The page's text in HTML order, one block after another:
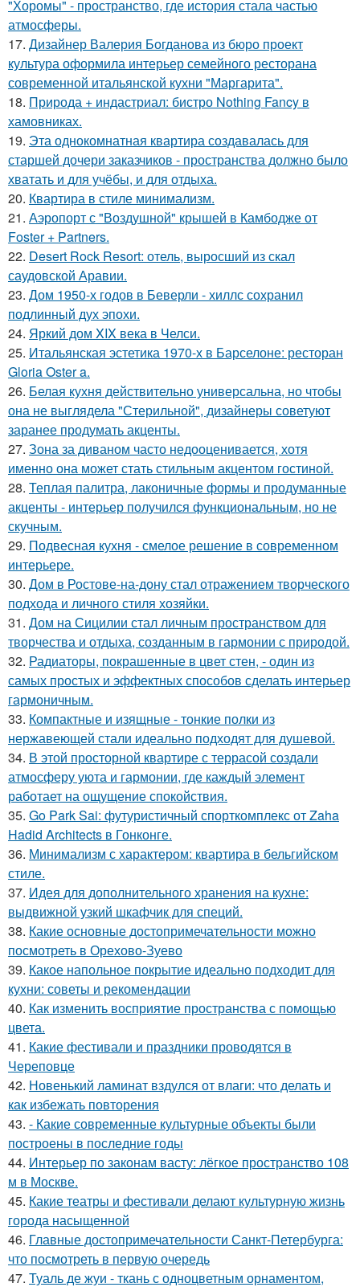
"Хоромы" - пространство, где история стала частью
атмосферы.
17. Дизайнер Валерия Богданова из бюро проект
культура оформила интерьер семейного ресторана
современной итальянской кухни "Маргарита".
18. Природа + индастриал: бистро Nothing Fancy в
хамовниках.
19. Эта однокомнатная квартира создавалась для
старшей дочери заказчиков - пространства должно было
хватать и для учёбы, и для отдыха.
20. Квартира в стиле минимализм.
21. Аэропорт с "Воздушной" крышей в Камбодже от
Foster + Partners.
22. Desert Rock Resort: отель, выросший из скал
саудовской Аравии.
23. Дом 1950-х годов в Беверли - хиллс сохранил
подлинный дух эпохи.
24. Яркий дом XIX века в Челси.
25. Итальянская эстетика 1970-х в Барселоне: ресторан
Gloria Oster a.
26. Белая кухня действительно универсальна, но чтобы
она не выглядела "Стерильной", дизайнеры советуют
заранее продумать акценты.
27. Зона за диваном часто недооценивается, хотя
именно она может стать стильным акцентом гостиной.
28. Теплая палитра, лаконичные формы и продуманные
акценты - интерьер получился функциональным, но не
скучным.
29. Подвесная кухня - смелое решение в современном
интерьере.
30. Дом в Ростове-на-дону стал отражением творческого
подхода и личного стиля хозяйки.
31. Дом на Сицилии стал личным пространством для
творчества и отдыха, созданным в гармонии с природой.
32. Радиаторы, покрашенные в цвет стен, - один из
самых простых и эффектных способов сделать интерьер
гармоничным.
33. Компактные и изящные - тонкие полки из
нержавеющей стали идеально подходят для душевой.
34. В этой просторной квартире с террасой создали
атмосферу уюта и гармонии, где каждый элемент
работает на ощущение спокойствия.
35. Go Park Sai: футуристичный спорткомплекс от Zaha
Hadid Architects в Гонконге.
36. Минимализм с характером: квартира в бельгийском
стиле.
37. Идея для дополнительного хранения на кухне:
выдвижной узкий шкафчик для специй.
38. Какие основные достопримечательности можно
посмотреть в Орехово-Зуево
39. Какое напольное покрытие идеально подходит для
кухни: советы и рекомендации
40. Как изменить восприятие пространства с помощью
цвета.
41. Какие фестивали и праздники проводятся в
Череповце
42. Новенький ламинат вздулся от влаги: что делать и
как избежать повторения
43. - Какие современные культурные объекты были
построены в последние годы
44. Интерьер по законам васту: лёгкое пространство 108
м в Москве.
45. Какие театры и фестивали делают культурную жизнь
города насыщенной
46. Главные достопримечательности Санкт-Петербурга:
что посмотреть в первую очередь
47. Туаль де жуи - ткань с одноцветным орнаментом,